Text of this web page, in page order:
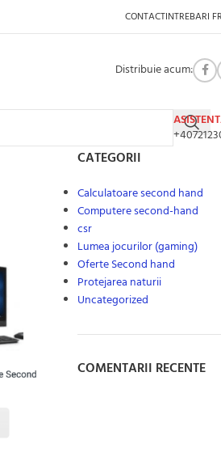
CONTACTINTREBARI
Distribuie acum:
CATEGORII
Calculatoare second hand
Computere second-hand
csr
Lumea jocurilor (gaming)
Oferte Second hand
Protejarea naturii
Uncategorized
COMENTARII RECENTE